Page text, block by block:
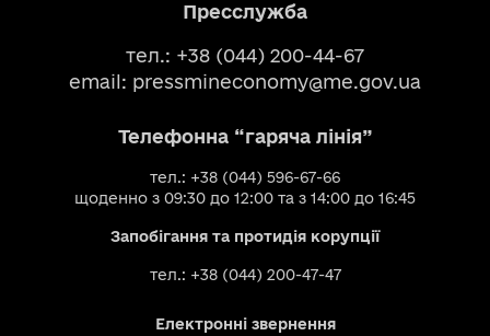
Пресслужба
тел.: +38 (044) 200-44-67
email: pressmineconomy@me.gov.ua
Телефонна “гаряча лінія”
тел.: +38 (044) 596-67-66
щоденно з 09:30 до 12:00 та з 14:00 до 16:45
Запобігання та протидія корупції
тел.: +38 (044) 200-47-47
Електронні звернення